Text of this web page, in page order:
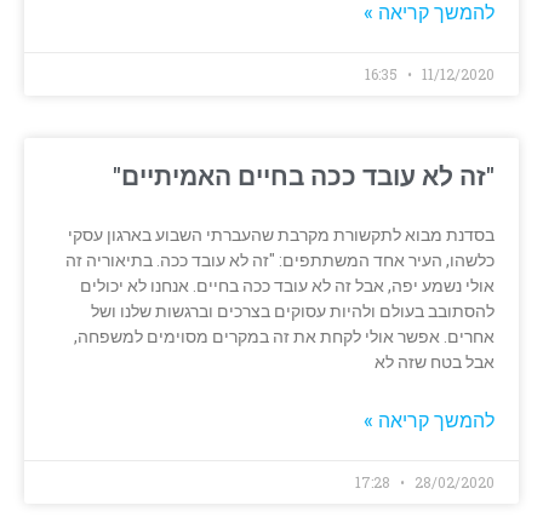
להמשך קריאה »
11/12/2020
"זה לא עובד ככה בחיים האמיתיים"
בסדנת מבוא לתקשורת מקרבת שהעברתי השבוע בארגון עסקי
כלשהו, העיר אחד המשתתפים: "זה לא עובד ככה. בתיאוריה זה
אולי נשמע יפה, אבל זה לא עובד ככה בחיים. אנחנו לא יכולים
להסתובב בעולם ולהיות עסוקים בצרכים וברגשות שלנו ושל
אחרים. אפשר אולי לקחת את זה במקרים מסוימים למשפחה,
אבל בטח שזה לא
להמשך קריאה »
28/02/2020